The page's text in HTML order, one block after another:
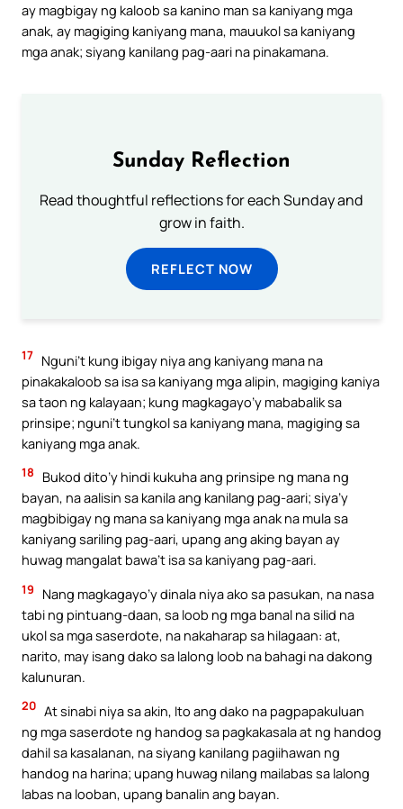
ay magbigay ng kaloob sa kanino man sa kaniyang mga
anak, ay magiging kaniyang mana, mauukol sa kaniyang
mga anak; siyang kanilang pag-aari na pinakamana.
Sunday Reflection
Read thoughtful reflections for each Sunday and
grow in faith.
REFLECT NOW
17 Nguni’t kung ibigay niya ang kaniyang mana na
pinakakaloob sa isa sa kaniyang mga alipin, magiging kaniya
sa taon ng kalayaan; kung magkagayo’y mababalik sa
prinsipe; nguni’t tungkol sa kaniyang mana, magiging sa
kaniyang mga anak.
18
Bukod dito’y hindi kukuha ang prinsipe ng mana ng
bayan, na aalisin sa kanila ang kanilang pag-aari; siya’y
magbibigay ng mana sa kaniyang mga anak na mula sa
kaniyang sariling pag-aari, upang ang aking bayan ay
huwag mangalat bawa’t isa sa kaniyang pag-aari.
19
Nang magkagayo’y dinala niya ako sa pasukan, na nasa
tabi ng pintuang-daan, sa loob ng mga banal na silid na
ukol sa mga saserdote, na nakaharap sa hilagaan: at,
narito, may isang dako sa lalong loob na bahagi na dakong
kalunuran.
20 At sinabi niya sa akin, Ito ang dako na pagpapakuluan
ng mga saserdote ng handog sa pagkakasala at ng handog
dahil sa kasalanan, na siyang kanilang pagiihawan ng
handog na harina; upang huwag nilang mailabas sa lalong
labas na looban, upang banalin ang bayan.